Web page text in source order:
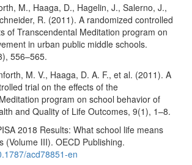
M., Haaga, D., Hagelin, J., Salerno, J.,
R. (2011). A randomized controlled
of Transcendental Meditation program on
in urban public middle schools.
556–565.
M. V., Haaga, D. A. F., et al. (2011). A
trial on the effects of the
program on school behavior of
and Quality of Life Outcomes, 9(1), 1–8.
2018 Results: What school life means
(Volume III). OECD Publishing.
acd78851-en